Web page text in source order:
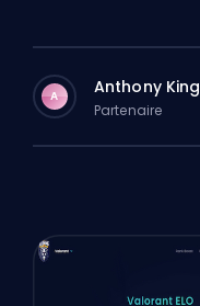
A Anthony King
Partenaire